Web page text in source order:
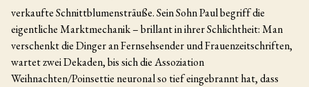
verkaufte Schnittblumensträuße. Sein Sohn Paul begriff die
eigentliche Marktmechanik – brillant in ihrer Schlichtheit: Man
verschenkt die Dinger an Fernsehsender und Frauenzeitschriften,
wartet zwei Dekaden, bis sich die Assoziation
Weihnachten/Poinsettie neuronal so tief eingebrannt hat, dass